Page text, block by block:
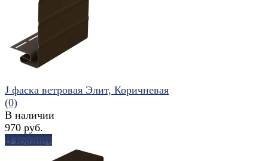
избранное
J фаска ветровая Элит, Коричневая
(0)
В наличии
970 руб.
В корзину